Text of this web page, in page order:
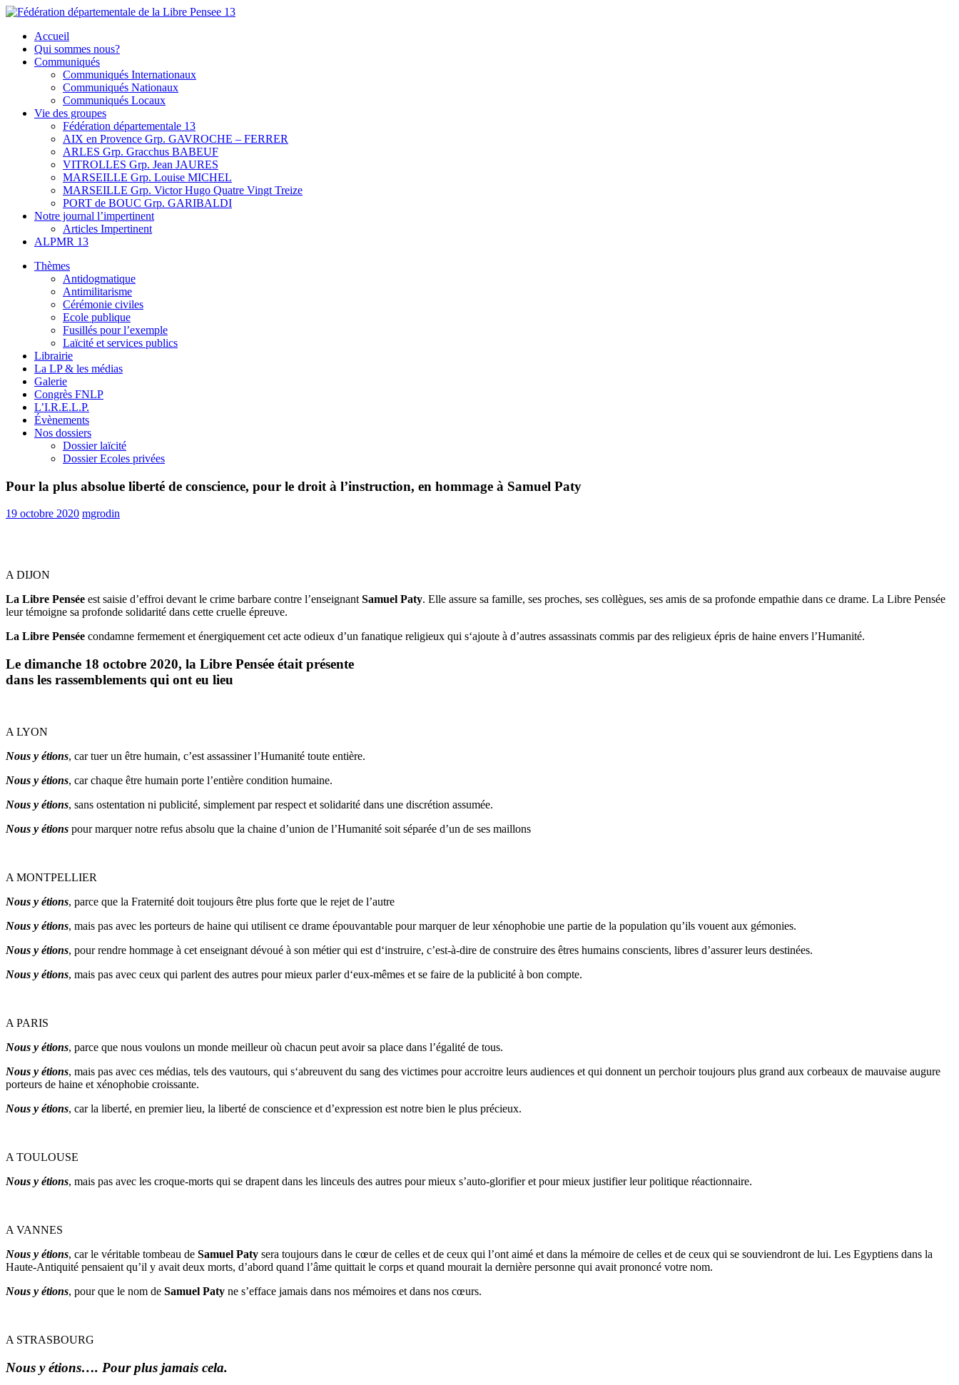
Skip
content
Fédération départementale de la Libre Pensee 13
Membre de la fédération Nationale de la Libre Pensée ni dieu ni maitre
Accueil
Qui sommes nous?
Communiqués
Communiqués Internationaux
Communiqués Nationaux
Communiqués Locaux
Vie des groupes
Fédération départementale 13
AIX en Provence Grp. GAVROCHE – FERRER
ARLES Grp. Gracchus BABEUF
VITROLLES Grp. Jean JAURES
MARSEILLE Grp. Louise MICHEL
MARSEILLE Grp. Victor Hugo Quatre Vingt Treize
PORT de BOUC Grp. GARIBALDI
Notre journal l’impertinent
Articles Impertinent
ALPMR 13
Thèmes
Antidogmatique
Antimilitarisme
Cérémonie civiles
Ecole publique
Fusillés pour l’exemple
Laïcité et services publics
Librairie
La LP & les médias
Galerie
Congrès FNLP
L’I.R.E.L.P.
Évènements
Nos dossiers
Dossier laïcité
Dossier Ecoles privées
Pour la plus absolue liberté de conscience, pour le droit à l’instruction, en hommage à Samuel Paty
19 octobre 2020 mgrodin
A DIJON
La Libre Pensée est saisie d’effroi devant le crime barbare contre l’enseignantSamuel Paty. Elle assure sa famille, ses proches, ses collègues, ses amis de sa profonde empathie dans ce drame. La Libre Pensée
leur témoigne sa profonde solidarité dans cette cruelle épreuve.
La Libre Pensée condamne fermement et énergiquement cet acte odieux d’un fanatique religieux qui s‘ajoute à d’autres assassinats commis par des religieux épris de haine envers l’Humanité.
Le dimanche 18 octobre 2020, la Libre Pensée était présente
dans les rassemblements qui ont eu lieu
A LYON
Nous y étions, car tuer un être humain, c’est assassiner l’Humanité toute entière.
Nous y étions, car chaque être humain porte l’entière condition humaine.
Nous y étions, sans ostentation ni publicité, simplement par respect et solidarité dans une discrétion assumée.
Nous y étions pour marquer notre refus absolu que la chaine d’union de l’Humanité soit séparée d’un de ses maillons
A MONTPELLIER
Nous y étions, parce que la Fraternité doit toujours être plus forte que le rejet de l’autre
Nous y étions, mais pas avec les porteurs de haine qui utilisent ce drame épouvantable pour marquer de leur xénophobie une partie de la population qu’ils vouent aux gémonies.
Nous y étions, pour rendre hommage à cet enseignant dévoué à son métier qui est d‘instruire, c’est-à-dire de construire des êtres humains conscients, libres d’assurer leurs destinées.
Nous y étions, mais pas avec ceux qui parlent des autres pour mieux parler d‘eux-mêmes et se faire de la publicité à bon compte.
A PARIS
Nous y étions, parce que nous voulons un monde meilleur où chacun peut avoir sa place dans l’égalité de tous.
Nous y étions, mais pas avec ces médias, tels des vautours, qui s‘abreuvent du sang des victimes pour accroitre leurs audiences et qui donnent un perchoir toujours plus grand aux corbeaux de mauvaise augure
porteurs de haine et xénophobie croissante.
Nous y étions, car la liberté, en premier lieu, la liberté de conscience et d’expression est notre bien le plus précieux.
A TOULOUSE
Nous y étions, mais pas avec les croque-morts qui se drapent dans les linceuls des autres pour mieux s’auto-glorifier et pour mieux justifier leur politique réactionnaire.
A VANNES
Nous y étions, car le véritable tombeau de Samuel Paty sera toujours dans le cœur de celles et de ceux qui l’ont aimé et dans la mémoire de celles et de ceux qui se souviendront de lui. Les Egyptiens dans la
Haute-Antiquité pensaient qu’il y avait deux morts, d’abord quand l’âme quittait le corps et quand mourait la dernière personne qui avait prononcé votre nom.
Nous y étions, pour que le nom de Samuel Paty ne s’efface jamais dans nos mémoires et dans nos cœurs.
A STRASBOURG
Nous y étions…. Pour plus jamais cela.